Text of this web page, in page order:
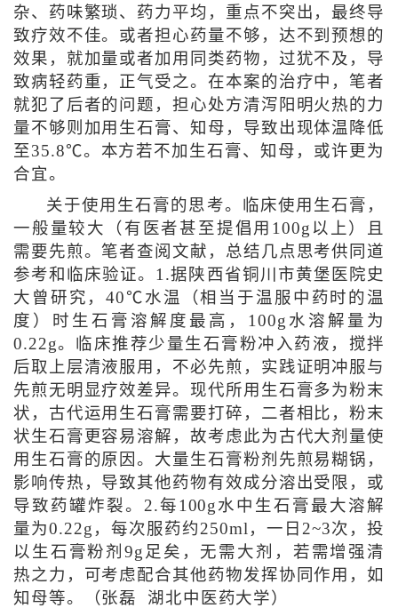
杂、药味繁琐、药力平均，重点不突出，最终导
致疗效不佳。或者担心药量不够，达不到预想的
效果，就加量或者加用同类药物，过犹不及，导
致病轻药重，正气受之。在本案的治疗中，笔者
就犯了后者的问题，担心处方清泻阳明火热的力
量不够则加用生石膏、知母，导致出现体温降低
至35.8℃。本方若不加生石膏、知母，或许更为
合宜。
关于使用生石膏的思考。临床使用生石膏，
一般量较大（有医者甚至提倡用100g以上）且
需要先煎。笔者查阅文献，总结几点思考供同道
参考和临床验证。1.据陕西省铜川市黄堡医院史
大曾研究，40℃水温（相当于温服中药时的温
度）时生石膏溶解度最高，100g水溶解量为
0.22g。临床推荐少量生石膏粉冲入药液，搅拌
后取上层清液服用，不必先煎，实践证明冲服与
先煎无明显疗效差异。现代所用生石膏多为粉末
状，古代运用生石膏需要打碎，二者相比，粉末
状生石膏更容易溶解，故考虑此为古代大剂量使
用生石膏的原因。大量生石膏粉剂先煎易糊锅，
影响传热，导致其他药物有效成分溶出受限，或
导致药罐炸裂。2.每100g水中生石膏最大溶解
量为0.22g，每次服药约250ml，一日2~3次，投
以生石膏粉剂9g足矣，无需大剂，若需增强清
热之力，可考虑配合其他药物发挥协同作用，如
知母等。（张磊 湖北中医药大学）